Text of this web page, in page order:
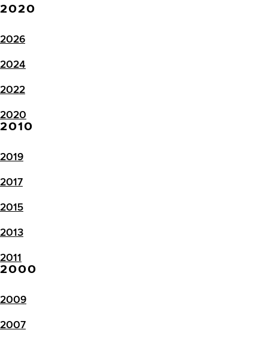
2020
2026
2024
2022
2020
2010
2019
2017
2015
2013
2011
2000
2009
2007